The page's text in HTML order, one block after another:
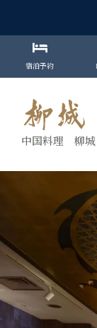
宿泊予約
中国料理 柳城